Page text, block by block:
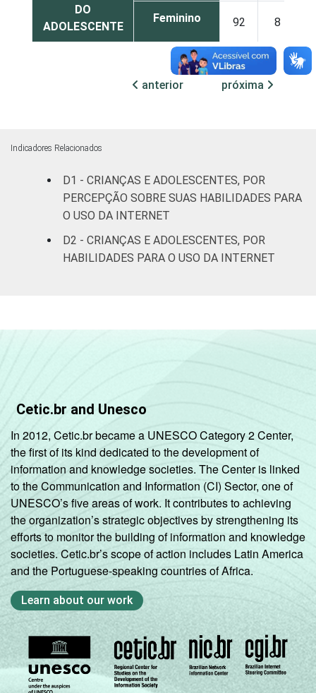
DO
ADOLESCENTE
Feminino 92 8
Até
Fundamental
89 11
Médio ou
mais
91
FAIXA ETÁRIA
OU DO
De 9 a 10
-
RENDA
FAMILIAR
Até 1 SM 88 12
Mais de 1
SM até 2 SM
89 10
Mais de 2
SM até 3 SM
90 10
Mais de 3
Não tem
renda
94 6
Não sabe 11
anterior próxima
Indicadores Relacionados
D1 - CRIANÇAS E ADOLESCENTES, POR
PERCEPÇÃO SOBRE SUAS HABILIDADES PARA
O USO DA INTERNET
D2 - CRIANÇAS E ADOLESCENTES, POR
HABILIDADES PARA O USO DA INTERNET
Cetic.br and Unesco
In 2012, Cetic.br became a UNESCO Category 2 Center,
the first of its kind dedicated to the development of
information and knowledge societies. The Center is linked
to the Communication and Information (CI) Sector, one of
UNESCO’s five areas of work. It contributes to achieving
the organization’s strategic objectives by strengthening its
efforts to monitor the building of information and knowledge
societies. Cetic.br’s scope of action includes Latin America
and the Portuguese-speaking countries of Africa.
Learn about our work